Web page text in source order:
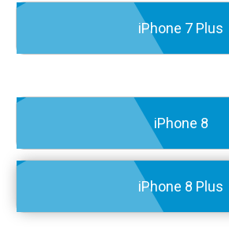
iPhone 7 Plus
iPhone 8
iPhone 8 Plus